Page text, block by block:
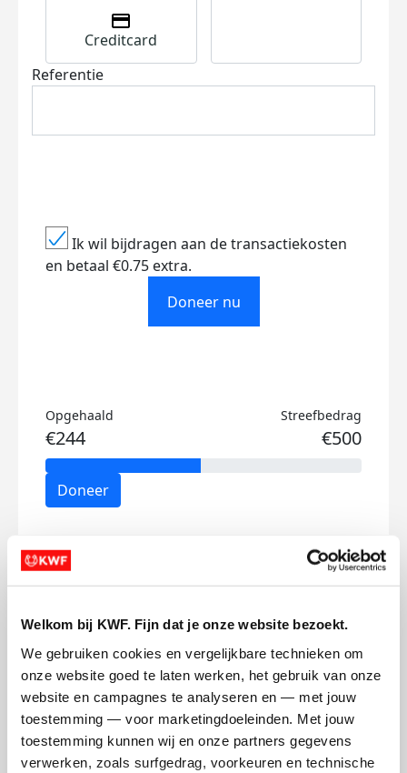
Welkom bij KWF. Fijn dat je onze website bezoekt.
We gebruiken cookies en vergelijkbare technieken om
onze website goed te laten werken, het gebruik van onze
website en campagnes te analyseren en — met jouw
toestemming — voor marketingdoeleinden. Met jouw
toestemming kunnen wij en onze partners gegevens
verwerken, zoals surfgedrag, voorkeuren en technische
Creditcard
Referentie
Ik wil bijdragen aan de transactiekosten
en betaal €0.75 extra.
Doneer nu
Opgehaald
€244
Streefbedrag
€500
Doneer